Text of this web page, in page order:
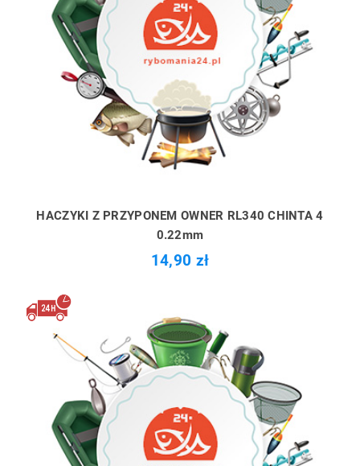
HACZYKI Z PRZYPONEM OWNER RL340 CHINTA 4
0.22mm
14,90 zł